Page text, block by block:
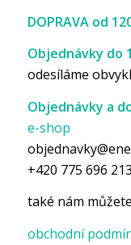
DOPRAVA od
Objednávky do
odesíláme
Objednávky a
e-shop
+420 775 696 213
také nám můžete
obchodní